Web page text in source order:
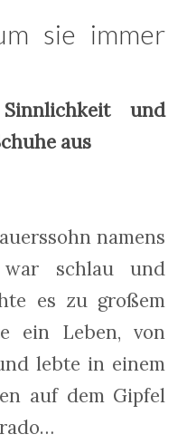
sie immer
und
aus
namens
schlau und
es zu großem
ein Leben, von
lebte in einem
auf dem Gipfel